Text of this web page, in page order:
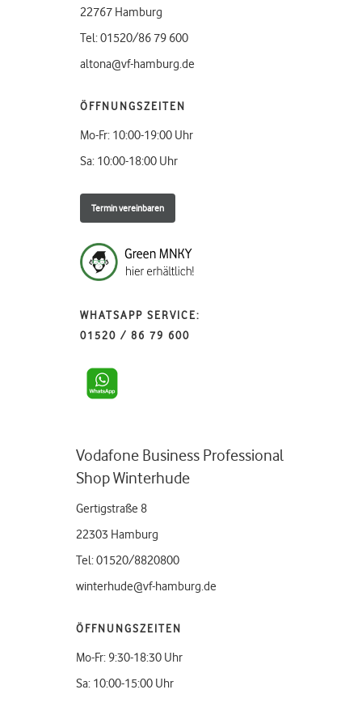
22767 Hamburg
Tel: 01520/86 79 600
altona@vf-hamburg.de
ÖFFNUNGSZEITEN
Mo-Fr: 10:00-19:00 Uhr
Sa: 10:00-18:00 Uhr
Termin vereinbaren
WHATSAPP SERVICE:
01520 / 86 79 600
Vodafone Business Professional
Shop Winterhude
Gertigstraße 8
22303 Hamburg
Tel: 01520/8820800
winterhude@vf-hamburg.de
ÖFFNUNGSZEITEN
Mo-Fr: 9:30-18:30 Uhr
Sa: 10:00-15:00 Uhr